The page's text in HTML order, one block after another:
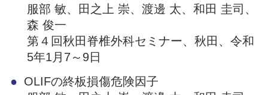
服部 敏、田之上 崇、渡邊 太、和田 圭司、
森 俊一
第４回秋田脊椎外科セミナー、秋田、令和
5年1月7～9日
OLIFの終板損傷危険因子